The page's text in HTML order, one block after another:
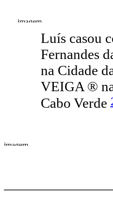
Luís casou
Fernandes
na Cidade
VEIGA ®
Cabo Verde